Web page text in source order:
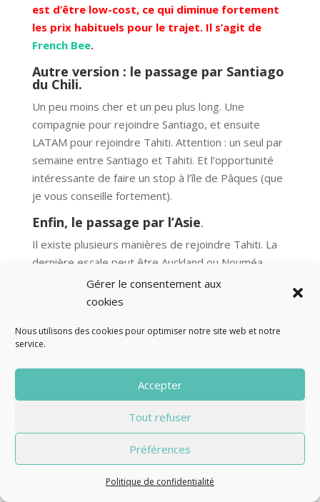
Gérer le consentement aux
cookies
Nous utilisons des cookies pour optimiser notre site web et notre
service.
Accepter
Tout refuser
Préférences
Politique de confidentialité
est d’être low-cost, ce qui diminue fortement
les prix habituels pour le trajet. Il s’agit de
French Bee.
Autre version : le passage par Santiago
du Chili.
Un peu moins cher et un peu plus long. Une
compagnie pour rejoindre Santiago, et ensuite
LATAM pour rejoindre Tahiti. Attention : un seul par
semaine entre Santiago et Tahiti. Et l’opportunité
intéressante de faire un stop à l’île de Pâques (que
je vous conseille fortement).
Enfin, le passage par l’Asie.
Il existe plusieurs manières de rejoindre Tahiti. La
dernière escale peut être Auckland ou Nouméa,
tant que ATN n’a pas repris ses vols vers Tokyo.
Vous pouvez vous rapprocher du Cercle des
un passage par Dubaï et Auckland, ou un vol Air
New Zeland, via Londres, Hong Kong et Auckland.
A bientôt pour la suite : l’hébergement à Tahiti et
dans les îles, les activités recommandées.
« Entrées précédentes